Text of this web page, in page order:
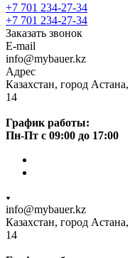
+7 701 234-27-34
+7 701 234-27-34
Заказать звонок
E-mail
info@mybauer.kz
Адрес
Казахстан, город
14
График работы:
Пн-Пт с 09:00 до 17:00
info@mybauer.kz
Казахстан, город
14